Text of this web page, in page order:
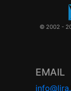
© 2002 -
EMAIL